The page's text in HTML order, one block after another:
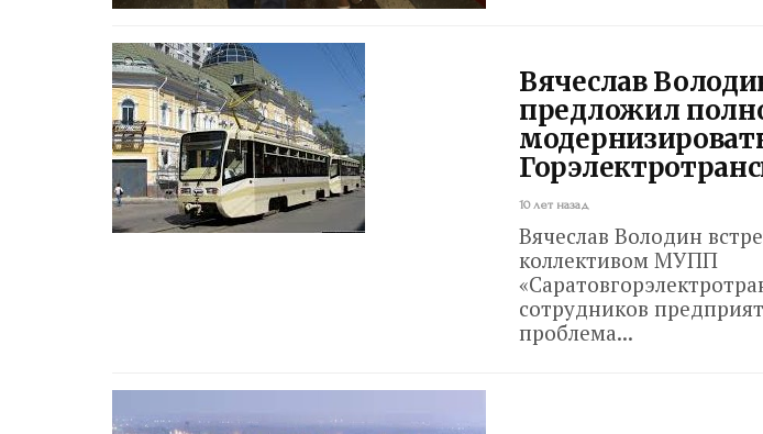
Вячеслав
предложил
10 лет назад
Вячеслав Володин
коллективом МУПП
сотрудников
проблема...